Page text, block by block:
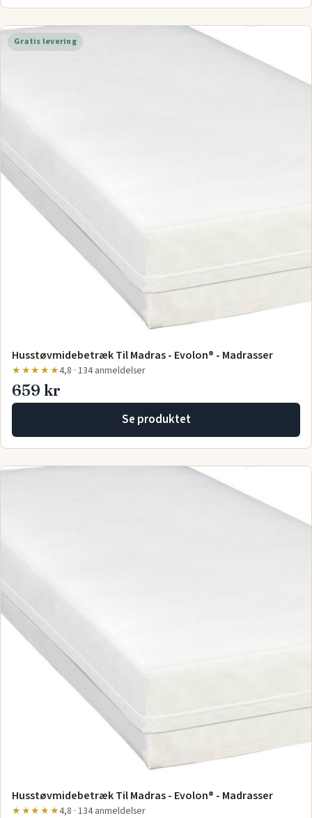
Gratis levering
Husstøvmidebetræk Til Madras - Evolon® - Madrasser
★★★★★4,8 · 134 anmeldelser
659 kr
Se produktet
Husstøvmidebetræk Til Madras - Evolon® - Madrasser
★★★★★4,8 · 134 anmeldelser